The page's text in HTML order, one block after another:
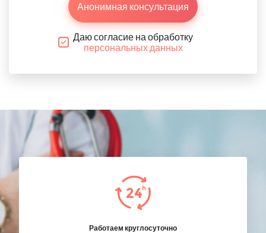
Анонимная консультация
Даю согласие на обработку
персональных данных
Работаем круглосуточно